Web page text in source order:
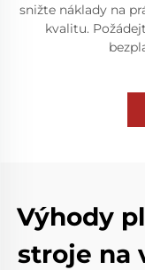
snižte náklady na
kvalitu.
Výhody
stroje na